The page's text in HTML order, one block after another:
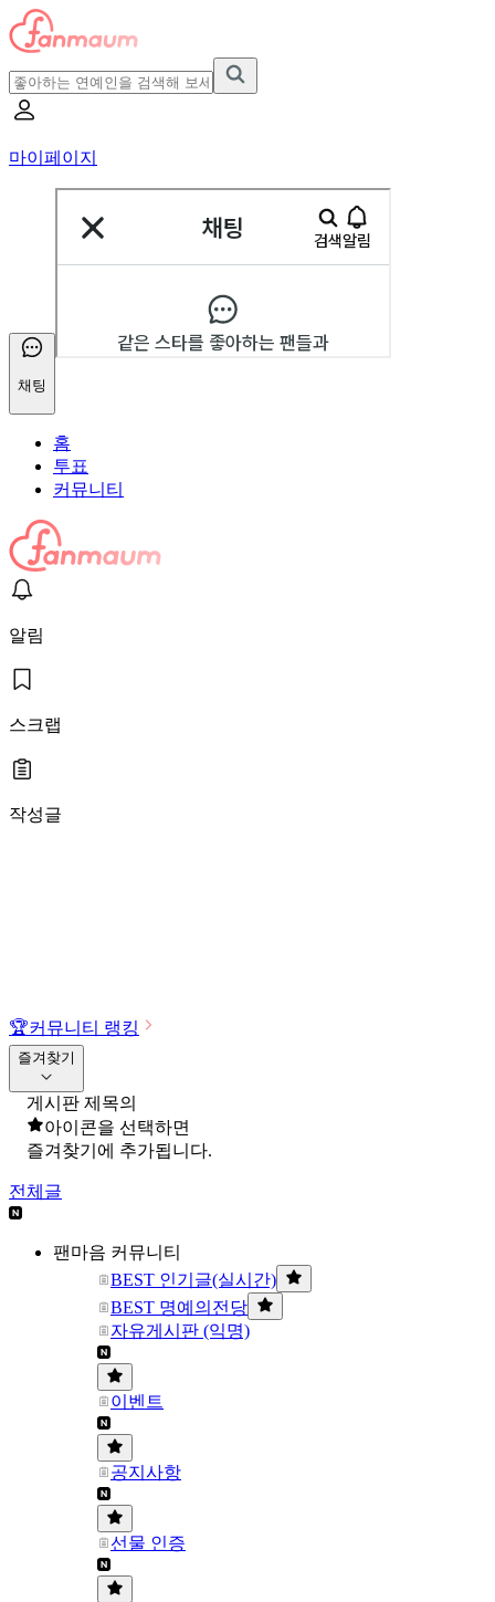
마이페이지
채팅
홈
투표
커뮤니티
알림
스크랩
작성글
🏆커뮤니티 랭킹
즐겨찾기
게시판 제목의
아이콘을 선택하면
즐겨찾기에 추가됩니다.
전체글
팬마음 커뮤니티
BEST 인기글(실시간)
BEST 명예의전당
자유게시판 (익명)
이벤트
공지사항
선물 인증